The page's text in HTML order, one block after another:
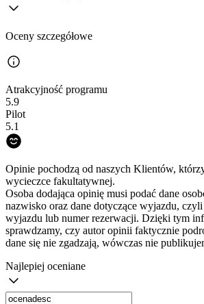
Oceny szczegółowe
Atrakcyjność programu
5.9
Pilot
5.1
Opinie pochodzą od naszych Klientów,
wycieczce fakultatywnej.
Osoba dodająca opinię musi podać dane
nazwisko oraz dane dotyczące wyjazdu,
wyjazdu lub numer rezerwacji. Dzięki tym
sprawdzamy, czy autor opinii faktycznie
dane się nie zgadzają, wówczas nie
Najlepiej oceniane